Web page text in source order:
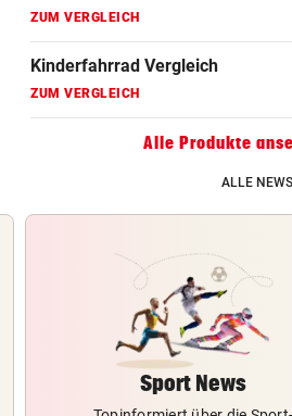
ZUM VERGLEICH
Kinderfahrrad Vergleich
ZUM VERGLEICH
Alle Produkte
ALLE
Sport News